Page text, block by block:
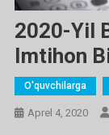
2020-Yil
Imtihon
O'quvchilarga
Aprel 4, 2020